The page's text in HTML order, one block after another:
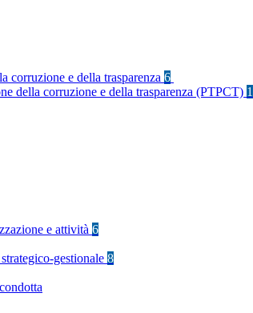
corruzione e della trasparenza 6
della corruzione e della trasparenza (PTPCT) 1
e attività 6
gestionale 8